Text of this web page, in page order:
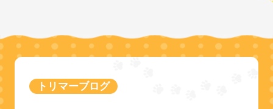
トリマーブログ